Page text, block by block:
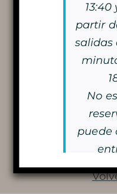
VISITA
Reproductor
Recorte
Siguiente
13:40
partir
salidas
No
puede
¡Nos